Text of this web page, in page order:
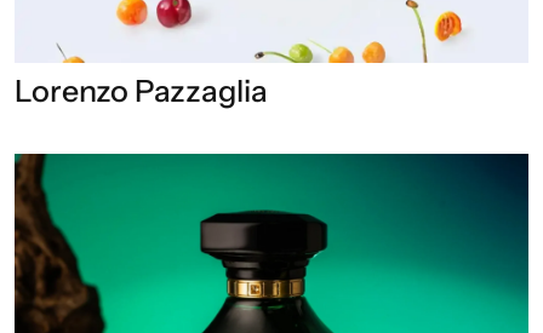
Lorenzo Pazzaglia